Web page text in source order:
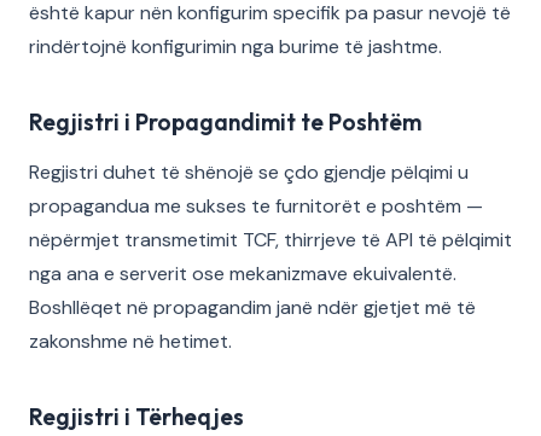
është kapur nën konfigurim specifik pa pasur nevojë të
rindërtojnë konfigurimin nga burime të jashtme.
Regjistri i Propagandimit te Poshtëm
Regjistri duhet të shënojë se çdo gjendje pëlqimi u
propagandua me sukses te furnitorët e poshtëm —
nëpërmjet transmetimit TCF, thirrjeve të API të pëlqimit
nga ana e serverit ose mekanizmave ekuivalentë.
Boshllëqet në propagandim janë ndër gjetjet më të
zakonshme në hetimet.
Regjistri i Tërheqjes